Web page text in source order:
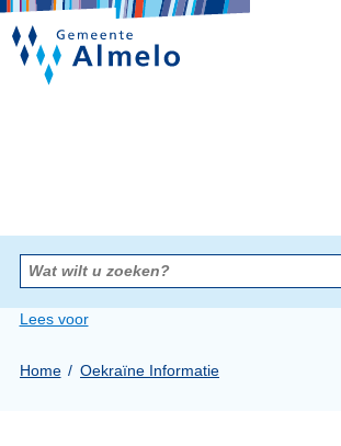
Wat
wilt
zoeken?
Lees voor
Home Oekraïne Informatie